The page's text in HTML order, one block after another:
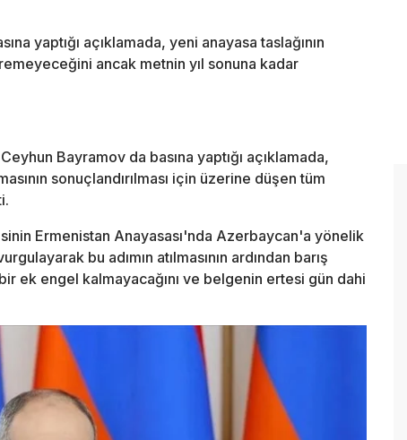
yaptığı açıklamada, yeni anayasa taslağının
ancak metnin yıl sonuna kadar
Bayramov da basına yaptığı açıklamada,
sonuçlandırılması için üzerine düşen tüm
Ermenistan Anayasası'nda Azerbaycan'a yönelik
bu adımın atılmasının ardından barış
ek engel kalmayacağını ve belgenin ertesi gün dahi